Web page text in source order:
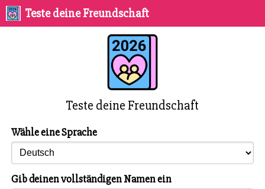
Teste deine Freundschaft
Teste deine Freundschaft
Wähle eine Sprache
Gib deinen vollständigen Namen ein